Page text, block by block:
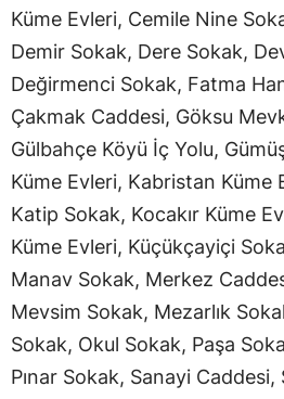
Küme Evleri, Cemile Nine
Demir Sokak, Dere Sokak,
Değirmenci Sokak, Fatma
Çakmak Caddesi, Göksu
Gülbahçe Köyü İç Yolu,
Küme Evleri, Kabristan Küme
Katip Sokak, Kocakır Küme
Küme Evleri, Küçükçayiçi
Manav Sokak, Merkez
Mevsim Sokak, Mezarlık
Sokak, Okul Sokak, Paşa
Pınar Sokak, Sanayi